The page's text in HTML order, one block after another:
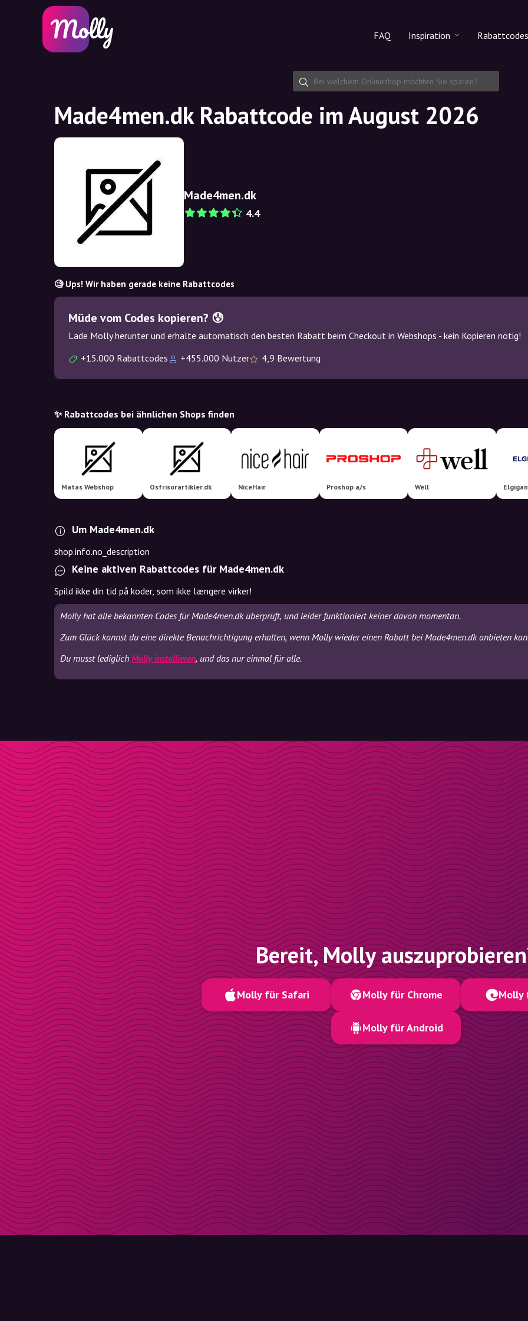
FAQ Inspiration
Makeup
Hautpflege
Rabattcodes
Made4men.dk Rabattcode im August 2026
Made4men.dk
4.4
🧐 Ups! Wir haben gerade keine Rabattcodes
Müde vom Codes kopieren? 😰
Lade Molly herunter und erhalte automatisch den besten Rabatt beim Checkout in Webshops - kein Kopieren nötig!
+15.000 Rabattcodes
+455.000 Nutzer 4,9 Bewertung
✨ Rabattcodes bei ähnlichen Shops finden
Matas Webshop Osfrisorartikler.dk NiceHair Proshop a/s Well
Um Made4men.dk
shop.info.no_description
Keine aktiven Rabattcodes für Made4men.dk
Spild ikke din tid på koder, som ikke længere virker!
Molly hat alle bekannten Codes für Made4men.dk überprüft, und leider funktioniert keiner davon momentan.
Zum Glück kannst du eine direkte Benachrichtigung erhalten, wenn Molly wieder einen Rabatt bei Made4men.dk anbieten
Du musst lediglich Molly installieren, und das nur einmal für alle.
Bereit, Molly
Molly für Safari Molly für Chrome Molly
Molly für Android